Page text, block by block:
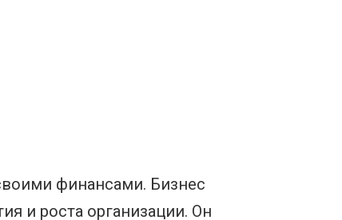
финансами. Бизнес
и роста организации. Он